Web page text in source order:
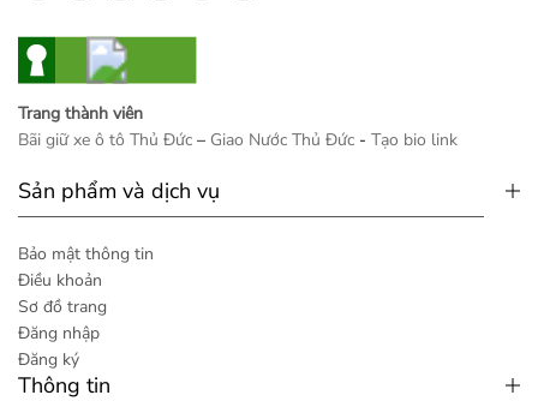
Trang thành viên
Bãi giữ xe ô tô Thủ Đức – Giao Nước Thủ Đức - Tạo bio link
Sản phẩm và dịch vụ
Bảo mật thông tin
Điều khoản
Sơ đồ trang
Đăng nhập
Đăng ký
Thông tin